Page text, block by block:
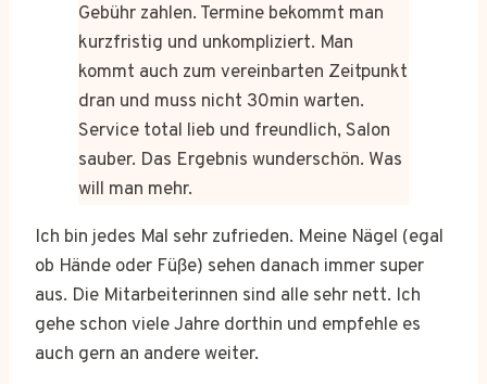
Gebühr zahlen. Termine bekommt man
kurzfristig und unkompliziert. Man
kommt auch zum vereinbarten Zeitpunkt
dran und muss nicht 30min warten.
Service total lieb und freundlich, Salon
sauber. Das Ergebnis wunderschön. Was
will man mehr.
Ich bin jedes Mal sehr zufrieden. Meine Nägel (egal
ob Hände oder Füße) sehen danach immer super
aus. Die Mitarbeiterinnen sind alle sehr nett. Ich
gehe schon viele Jahre dorthin und empfehle es
auch gern an andere weiter.